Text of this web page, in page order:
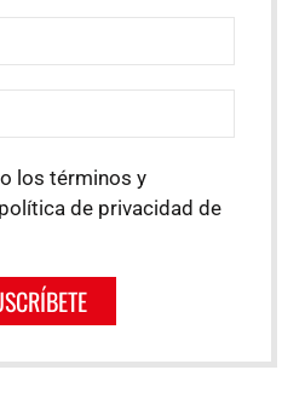
los términos y
de privacidad de